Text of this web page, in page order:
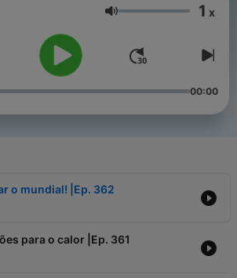
Ένταση 1 x
00:00
o mundial! |Ep. 362
para o calor |Ep. 361